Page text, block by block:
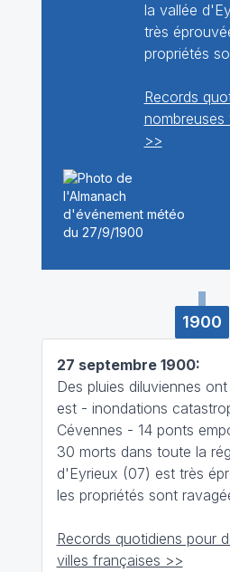
la vallée
très
propriétés
Records
nombreuses
>>
1900
27 septembre 1900:
Des pluies diluviennes
est - inondations
Cévennes - 14 ponts
30 morts dans toute la
d'Eyrieux (07) est très
les propriétés sont
Records quotidiens pour
villes françaises >>